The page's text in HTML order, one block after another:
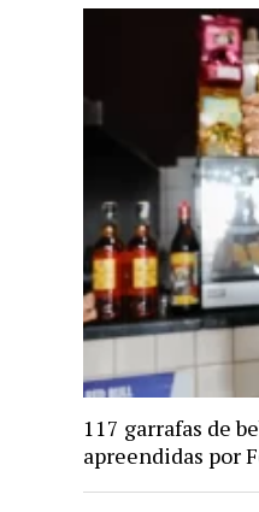
117 garrafas de
apreendidas por